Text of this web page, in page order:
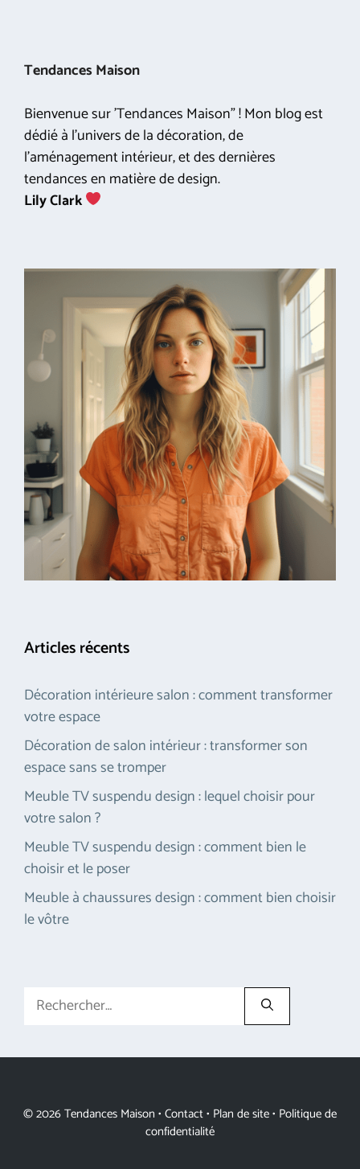
Tendances Maison
Bienvenue sur 'Tendances Maison" ! Mon blog est
dédié à l'univers de la décoration, de
l'aménagement intérieur, et des dernières
tendances en matière de design.
Lily Clark
Articles récents
Décoration intérieure salon : comment transformer
votre espace
Décoration de salon intérieur : transformer son
espace sans se tromper
Meuble TV suspendu design : lequel choisir pour
votre salon ?
Meuble TV suspendu design : comment bien le
choisir et le poser
Meuble à chaussures design : comment bien choisir
le vôtre
Rechercher :
© 2026 Tendances Maison • Contact• Plan de site• Politique de
confidentialité